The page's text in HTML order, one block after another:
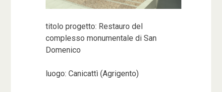
titolo progetto: Restauro del
complesso monumentale di San
Domenico
luogo: Canicattì (Agrigento)